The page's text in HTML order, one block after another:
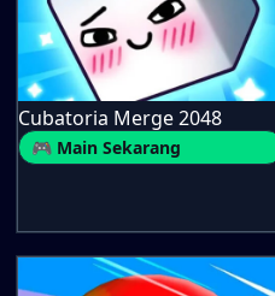
Cubatoria Merge 2048
🎮 Main Sekarang